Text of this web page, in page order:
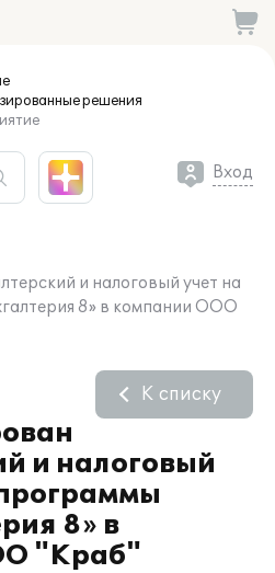
решения
Вход
и налоговый учет на
8» в компании ООО
и налоговый
8» в
"Краб"
К списку